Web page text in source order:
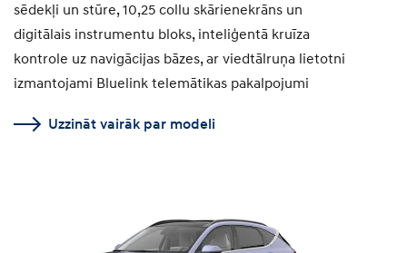
sēdekļi un stūre, 10,25 collu skārienekrāns un
digitālais instrumentu bloks, inteliģentā kruīza
kontrole uz navigācijas bāzes, ar viedtālruņa lietotni
izmantojami Bluelink telemātikas pakalpojumi
Uzzināt vairāk par modeli